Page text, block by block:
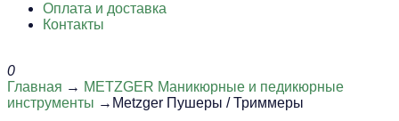
Оплата и доставка
Контакты
0
Главная → METZGER Маникюрные и педикюрные
инструменты →Metzger Пушеры / Триммеры